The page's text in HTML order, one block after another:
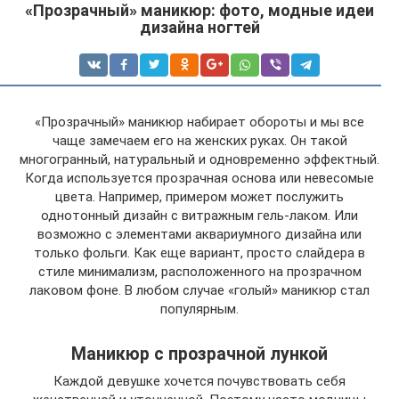
«Прозрачный» маникюр: фото, модные идеи
дизайна ногтей
«Прозрачный» маникюр набирает обороты и мы все
чаще замечаем его на женских руках. Он такой
многогранный, натуральный и одновременно эффектный.
Когда используется прозрачная основа или невесомые
цвета. Например, примером может послужить
однотонный дизайн с витражным гель-лаком. Или
возможно с элементами аквариумного дизайна или
только фольги. Как еще вариант, просто слайдера в
стиле минимализм, расположенного на прозрачном
лаковом фоне. В любом случае «голый» маникюр стал
популярным.
Маникюр с прозрачной лункой
Каждой девушке хочется почувствовать себя